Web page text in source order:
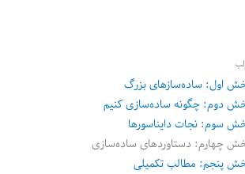
اول: ساده‌سازهای بزرگ
دوم: چگونه ساده‌سازی کنیم
سوم: نجات دایناسورها
چهارم: دستاوردهای ساده‌سازی
پنجم: مطالب تکمیلی